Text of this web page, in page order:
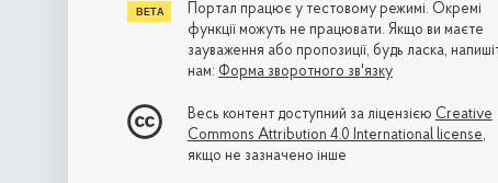
Портал працює у тестовому режимі. Окремі
функції можуть не працювати. Якщо ви маєте
зауваження або пропозиції, будь ласка,
нам: Форма зворотного зв'язку
Весь контент доступний за ліцензією Creative
Commons Attribution 4.0 International license,
якщо не зазначено інше